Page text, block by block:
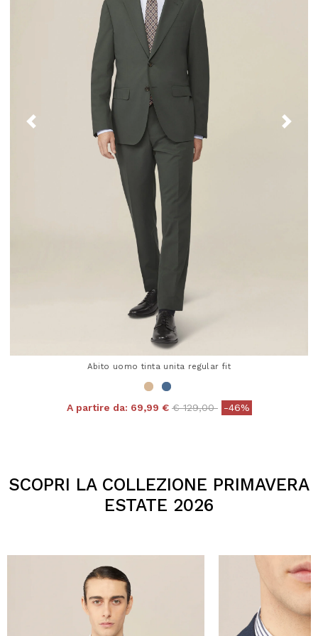
Abito uomo tinta unita regular fit
A partire da: 69,99 € Price reduced from
€ 129,00to-46%
SCOPRI LA COLLEZIONE PRIMAVERA
ESTATE 2026